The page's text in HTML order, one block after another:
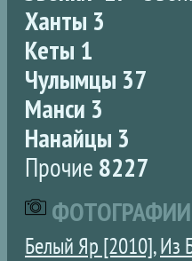
Ханты 3
Кеты 1
Чулымцы 37
Манси 3
Нанайцы 3
Прочие 8227
Белый Яр [2010],Из